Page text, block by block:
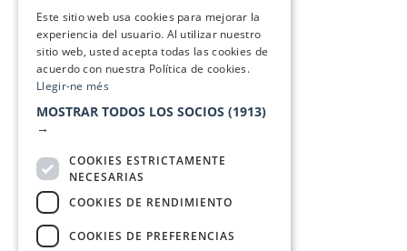
Este sitio web usa cookies para mejorar la
experiencia del usuario. Al utilizar nuestro
sitio web, usted acepta todas las cookies de
acuerdo con nuestra Política de cookies.
Llegir-ne més
MOSTRAR TODOS LOS SOCIOS (1913)
→
COOKIES ESTRICTAMENTE
NECESARIAS
COOKIES DE RENDIMIENTO
COOKIES DE PREFERENCIAS